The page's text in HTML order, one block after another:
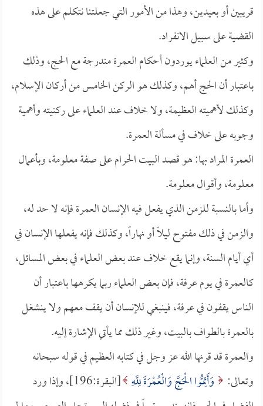
قريبين أو بعيدين، وهذا من الأمور التي جعلتنا نتكلم على هذه
القضية على سبيل الانفراد.
وكثير من العلماء يوردون أحكام العمرة مندرجة مع الحج، وذلك
باعتبار أن الحج أهم، وكذلك هو الركن الخامس من أركان الإسلام،
وكذلك لأهميته العظيمة، ولا خلاف عند العلماء على ركنيته وأهمية
وجوبه على خلاف في مسألة العمرة.
العمرة المراد بها: هو قصد البيت الحرام على صفة معلومة، وبأعمال
معلومة، وأقوال معلومة.
وأما بالنسبة للزمن الذي يفعل فيه الإنسان العمرة فإنه لا حد له،
والزمن في ذلك مفتوح ليلاً أو نهاراً، وكذلك فإنه يفعلها الإنسان في
أي أيام السنة، وإنما يقع خلاف عند بعض العلماء في بعض المسائل،
كالعمرة في يوم عرفة، فإن بعض العلماء ربما يكرهها باعتبار أن
الناس يقفون في عرفة، فينبغي للإنسان أن يقف معهم ولا ينشغل
بالعمرة بالطواف بالبيت، وغير ذلك مما يأتي الإشارة إليه.
والعمرة قد قرنها الله عز وجل في كتابه العظيم في قوله سبحانه
وتعالى:
وَأَتِمُّوا الْحَجَّ وَالْعُمْرَةَ لِلَّهِ
[البقرة:196]، وإذا ورد